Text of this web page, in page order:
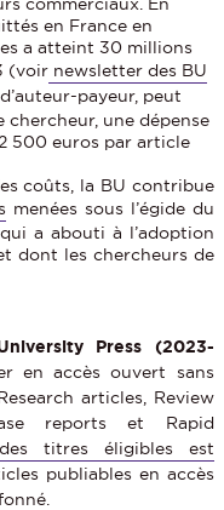
en France en
a atteint 30 millions
(voir newsletter des BU
payeur, peut
une dépense
500 euros par article
coûts, la BU contribue
menées sous l’égide du
a abouti à l’adoption
dont les chercheurs de
Press (2023-
en accès ouvert sans
articles, Review
reports et Rapid
titres éligibles est
publiables en accès